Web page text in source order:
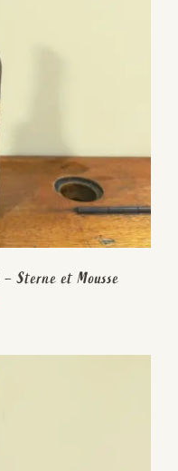
Sterne et Mousse